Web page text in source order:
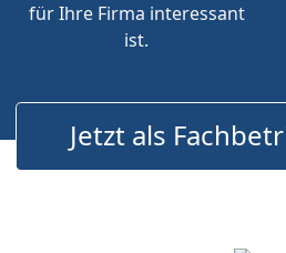
für Ihre Firma interessant
ist.
Jetzt als